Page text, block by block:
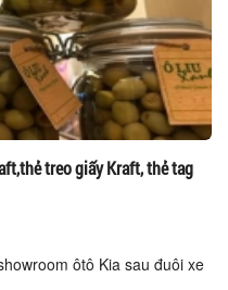
treo giấy Kraft, thẻ tag
ôtô Kia sau đuôi xe